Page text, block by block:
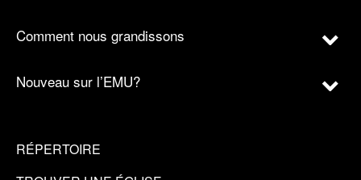
Comment nous grandissons
Nouveau sur l’EMU?
RÉPERTOIRE